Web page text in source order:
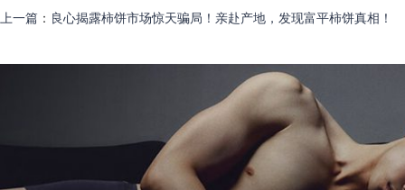
上一篇 ： 良心揭露柿饼市场惊天骗局！亲赴产地，发现富平柿饼真相！